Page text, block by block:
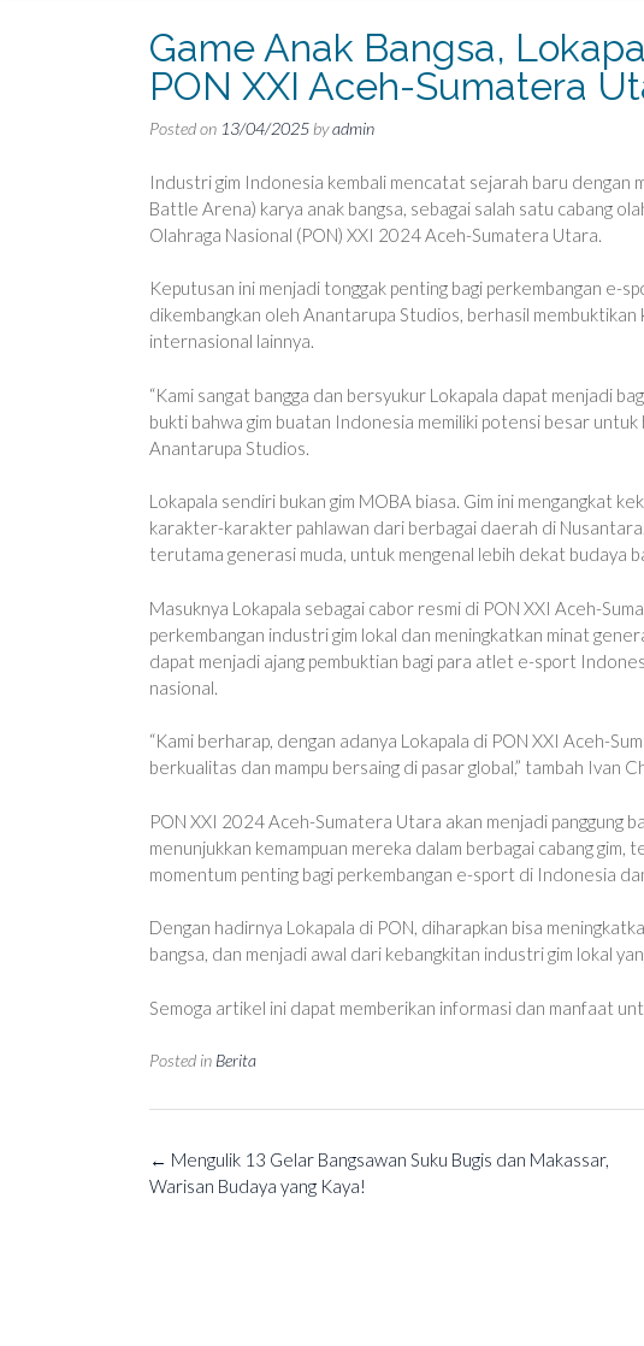
Game Anak Bangsa,
PON XXI Aceh-Sumatera
Posted on 13/04/2025 byadmin
Industri gim Indonesia kembali mencatat sejarah baru dengan
Battle Arena) karya anak bangsa, sebagai salah satu cabang
Olahraga Nasional (PON) XXI 2024 Aceh-Sumatera Utara.
Keputusan ini menjadi tonggak penting bagi perkembangan e-
dikembangkan oleh Anantarupa Studios, berhasil
internasional lainnya.
“Kami sangat bangga dan bersyukur Lokapala dapat menjadi
bukti bahwa gim buatan Indonesia memiliki potensi besar
Anantarupa Studios.
Lokapala sendiri bukan gim MOBA biasa. Gim ini mengangkat
karakter-karakter pahlawan dari berbagai daerah di
terutama generasi muda, untuk mengenal lebih dekat budaya
Masuknya Lokapala sebagai cabor resmi di PON XXI Aceh-
perkembangan industri gim lokal dan meningkatkan minat
dapat menjadi ajang pembuktian bagi para atlet e-sport
nasional.
“Kami berharap, dengan adanya Lokapala di PON XXI Aceh-
berkualitas dan mampu bersaing di pasar global,” tambah Ivan
PON XXI 2024 Aceh-Sumatera Utara akan menjadi
menunjukkan kemampuan mereka dalam berbagai cabang gim,
momentum penting bagi perkembangan e-sport di Indonesia
Dengan hadirnya Lokapala di PON, diharapkan bisa
bangsa, dan menjadi awal dari kebangkitan industri gim lokal
Semoga artikel ini dapat memberikan informasi dan manfaat
Posted in Berita
Post
navigation
← Mengulik 13 Gelar Bangsawan Suku Bugis dan Makassar,
Warisan Budaya yang Kaya!